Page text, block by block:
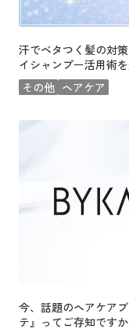
汗でベタつく髪の対
イシャンプー活用術
その他 ヘアケア
今、話題のヘアケア
テ』ってご存知ですか